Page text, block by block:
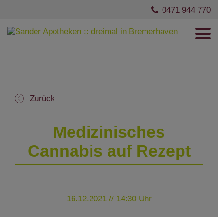
0471 944 770
Zurück
Medizinisches
Cannabis auf Rezept
16.12.2021 // 14:30 Uhr